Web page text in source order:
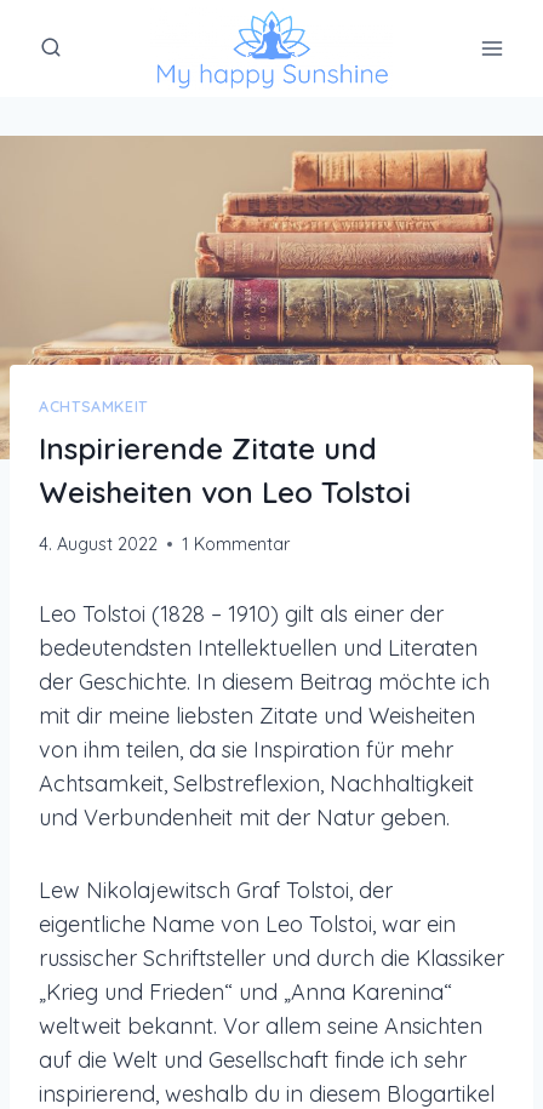
Inhalt
ACHTSAMKEIT
Inspirierende Zitate und
Weisheiten von Leo Tolstoi
4. August 2022 1 Kommentar
Leo Tolstoi (1828 – 1910) gilt als einer der
bedeutendsten Intellektuellen und Literaten
der Geschichte. In diesem Beitrag möchte ich
mit dir meine liebsten Zitate und Weisheiten
von ihm teilen, da sie Inspiration für mehr
Achtsamkeit, Selbstreflexion, Nachhaltigkeit
und Verbundenheit mit der Natur geben.
Lew Nikolajewitsch Graf Tolstoi, der
eigentliche Name von Leo Tolstoi, war ein
russischer Schriftsteller und durch die Klassiker
„Krieg und Frieden“ und „Anna Karenina“
weltweit bekannt. Vor allem seine Ansichten
auf die Welt und Gesellschaft finde ich sehr
inspirierend, weshalb du in diesem Blogartikel